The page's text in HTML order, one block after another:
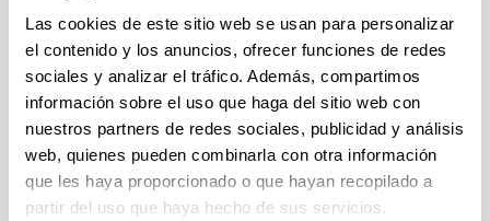
Las cookies de este sitio web se usan para personalizar
el contenido y los anuncios, ofrecer funciones de redes
sociales y analizar el tráfico. Además, compartimos
información sobre el uso que haga del sitio web con
nuestros partners de redes sociales, publicidad y análisis
web, quienes pueden combinarla con otra información
que les haya proporcionado o que hayan recopilado a
partir del uso que haya hecho de sus servicios.
2016
2015
2014